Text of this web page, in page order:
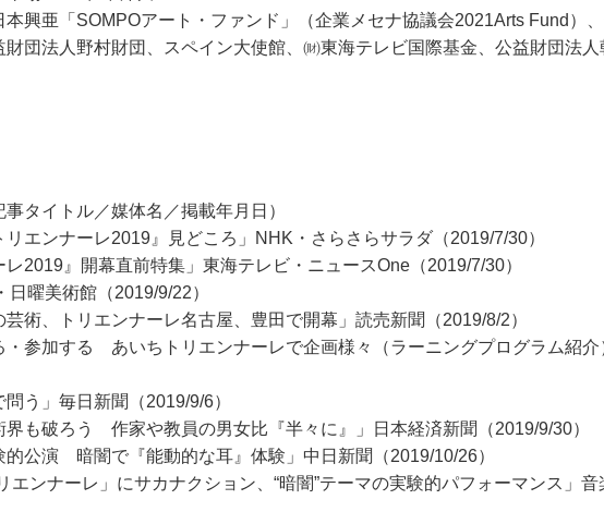
本興亜「SOMPOアート・ファンド」（企業メセナ協議会2021Arts Fund）
団法人野村財団、スペイン大使館、㈶東海テレビ国際基金、公益財団法人
事タイトル／媒体名／掲載年月日）
リエンナーレ2019』見どころ」NHK・さらさらサラダ（2019/7/30）
レ2019』開幕直前特集」東海テレビ・ニュースOne（2019/7/30）
日曜美術館（2019/9/22）
芸術、トリエンナーレ名古屋、豊田で開幕」読売新聞（2019/8/2）
参加する あいちトリエンナーレで企画様々（ラーニングプログラム紹介
う」毎日新聞（2019/9/6）
界も破ろう 作家や教員の男女比『半々に』」日本経済新聞（2019/9/30）
公演 暗闇で『能動的な耳』体験」中日新聞（2019/10/26）
エンナーレ」にサカナクション、“暗闇”テーマの実験的パフォーマンス」音